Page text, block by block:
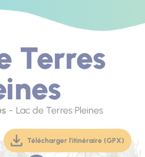
Terres
Lac de Terres Pleines
Télécharger l'itinéraire (GPX)
(téléchargement,